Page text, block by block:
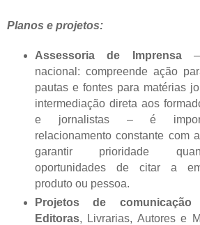
Planos e projetos:
Assessoria de Imprensa–
nacional: compreende ação
pautas e fontes para matérias
intermediação direta aos
e jornalistas – é
relacionamento constante com
garantir prioridade
oportunidades de citar a
produto ou pessoa.
Projetos de
Editoras, Livrarias, Autores e